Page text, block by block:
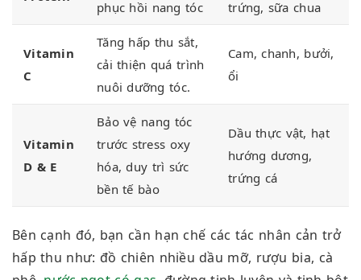
phục hồi nang tóc
trứng, sữa chua
Vitamin
C
Tăng hấp thu sắt,
cải thiện quá trình
nuôi dưỡng tóc.
Cam, chanh, bưởi,
ổi
Vitamin
D & E
Bảo vệ nang tóc
trước stress oxy
hóa, duy trì sức
bền tế bào
Dầu thực vật, hạt
hướng dương,
trứng cá
Bên cạnh đó, bạn cần hạn chế các tác nhân cản trở
hấp thu như: đồ chiên nhiều dầu mỡ, rượu bia, cà